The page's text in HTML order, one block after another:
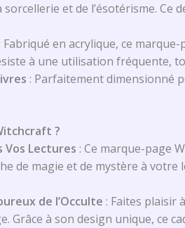
sorcellerie et de l’ésotérisme.
: Fabriqué en acrylique, ce
à une utilisation fréquente,
: Parfaitement dimensionné
?
Vos Lectures : Ce marque-page
de magie et de mystère à votre
de l’Occulte : Faites plaisir
Grâce à son design unique, ce